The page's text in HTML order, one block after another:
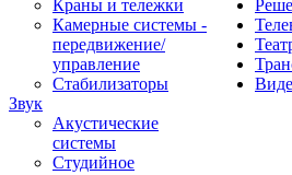
Краны и тележки
Камерные системы -
передвижение/
управление
Стабилизаторы
Звук
Акустические
системы
Студийное